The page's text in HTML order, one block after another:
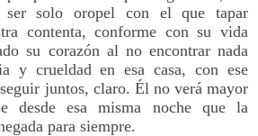
ser solo oropel con el que tapar
contenta, conforme con su vida
su corazón al no encontrar nada
y crueldad en esa casa, con ese
juntos, claro. Él no verá mayor
desde esa misma noche que la
para siempre.